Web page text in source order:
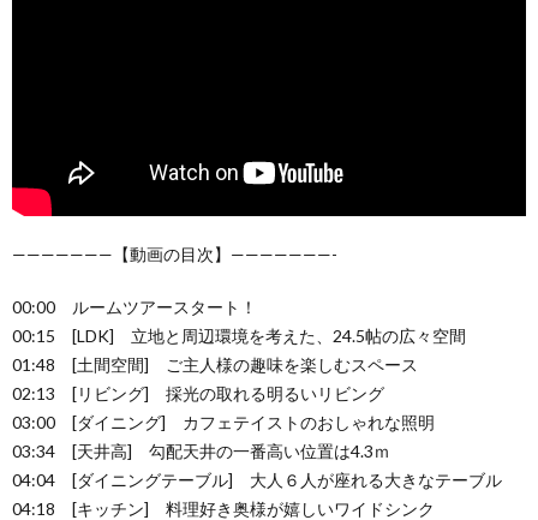
———————【動画の目次】———————-
00:00 ルームツアースタート！
00:15 [LDK] 立地と周辺環境を考えた、24.5帖の広々空間
01:48 [土間空間] ご主人様の趣味を楽しむスペース
02:13 [リビング] 採光の取れる明るいリビング
03:00 [ダイニング] カフェテイストのおしゃれな照明
03:34 [天井高] 勾配天井の一番高い位置は4.3ｍ
04:04 [ダイニングテーブル] 大人６人が座れる大きなテーブル
04:18 [キッチン] 料理好き奥様が嬉しいワイドシンク